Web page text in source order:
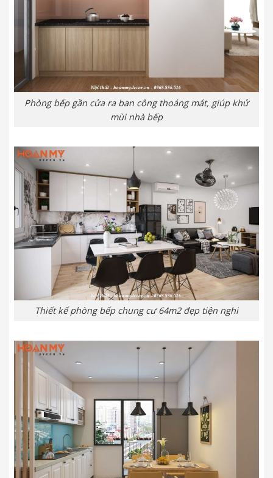
Phòng bếp gần cửa ra ban công thoáng mát, giúp khử
mùi nhà bếp
Thiết kế phòng bếp chung cư 64m2 đẹp tiện nghi